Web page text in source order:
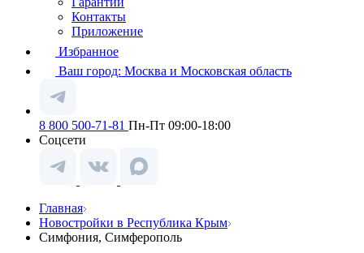
Контакты
Приложение
Избранное
Ваш город: Москва и Московская область
8 800 500-71-81 Пн-Пт 09:00-18:00
Соцсети
Главная
Новостройки в Республика Крым
Симфония, Симферополь